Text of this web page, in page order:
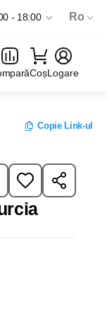
- 18:00 Ro
CoșLogare
Copie Link-ul